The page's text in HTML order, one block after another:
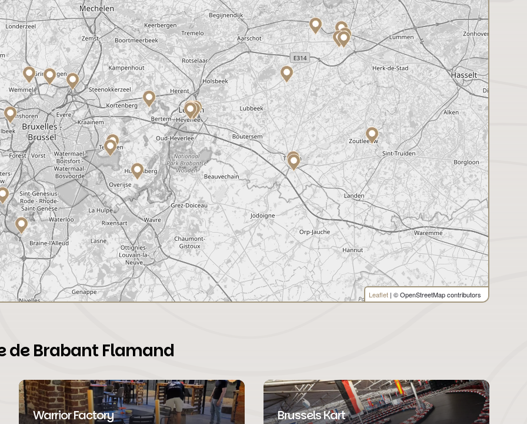
Leaflet | © OpenStreetMap contributors
de Brabant Flamand
Warrior Factory Brussels Kart